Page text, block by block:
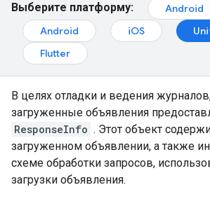
Выберите платформу:
Android
Android
iOS
Flutter
В целях отладки и ведения
загруженные объявления
ResponseInfo . Этот объект
загруженном объявлении, а также
схеме обработки запросов,
загрузки объявления.